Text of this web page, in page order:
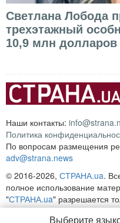
Светлана Лобода
трехэтажный
10,9 млн долларов
Наши контакты:
Политика
По вопросам размещения
adv@strana.news
© 2016-2026, СТРАНА.ua.
полное использование
"СТРАНА.ua" разрешается
для поисковых систем
Выберите